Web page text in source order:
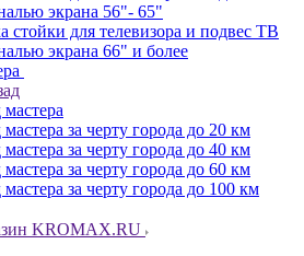
экрана 56"- 65"
стойки для телевизора и подвес ТВ
экрана 66" и более
за черту города до 20 км
за черту города до 40 км
за черту города до 60 км
за черту города до 100 км
KROMAX.RU